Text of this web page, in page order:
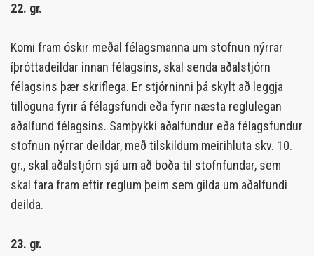
22. gr.
Komi fram óskir meðal félagsmanna um stofnun nýrrar
íþróttadeildar innan félagsins, skal senda aðalstjórn
félagsins þær skriflega. Er stjórninni þá skylt að leggja
tillöguna fyrir á félagsfundi eða fyrir næsta reglulegan
aðalfund félagsins. Samþykki aðalfundur eða félagsfundur
stofnun nýrrar deildar, með tilskildum meirihluta skv. 10.
gr., skal aðalstjórn sjá um að boða til stofnfundar, sem
skal fara fram eftir reglum þeim sem gilda um aðalfundi
deilda.
23. gr.